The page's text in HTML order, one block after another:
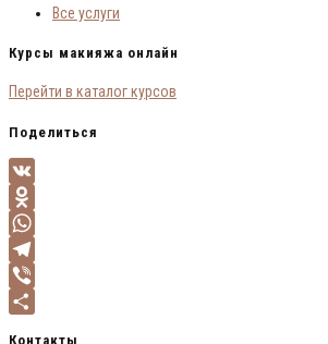
Все услуги
Курсы макияжа онлайн
Перейти в каталог курсов
Поделиться
VK
Odnoklassniki
WhatsApp
Telegram
Viber
Контакты